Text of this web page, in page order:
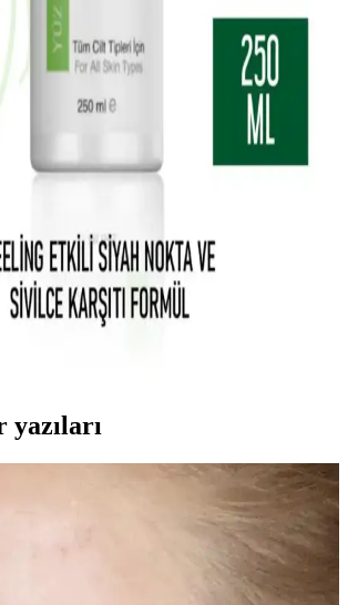
hindistan cevizi içeren vegan vücut losyonu,
doğal içeriklerle formüle edilmiştir. Hafif
cildi nemlendirir ve besler.
Lipikar Syndet AP+ Hassas ve
Temizlik Jeli Ürün Özellikleri
Syndet AP+ arındırıcı vücut yıkama jeli,
uygun, yatıştırıcı ve nemlendirici etkileriyle
sağlığını koruyan etkili bir temizlik ürünüdür.
Yağlı Yüz Yıkama Jeli: Doğal
Ürünü Özellikleri ve Kullanımı
Yağlı Yüz Yıkama Jeli, doğal içeriklerle akne
yazıları